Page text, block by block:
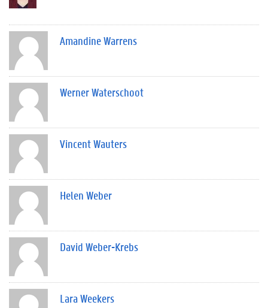
Amandine Warrens
Werner Waterschoot
Vincent Wauters
Helen Weber
David Weber-Krebs
Lara Weekers